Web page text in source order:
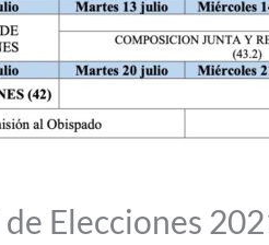
Elecciones